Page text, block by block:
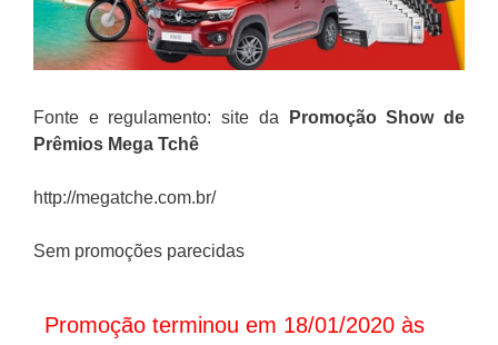
Fonte e regulamento: site da
Promoção Show de
Prêmios Mega Tchê
http://megatche.com.br/
Sem promoções parecidas
Promoção terminou em 18/01/2020 às